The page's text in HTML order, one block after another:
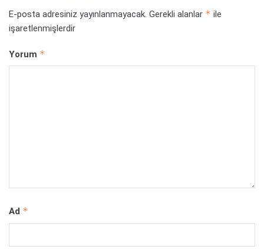
E-posta adresiniz yayınlanmayacak. Gerekli alanlar * ile
işaretlenmişlerdir
Yorum *
Ad *